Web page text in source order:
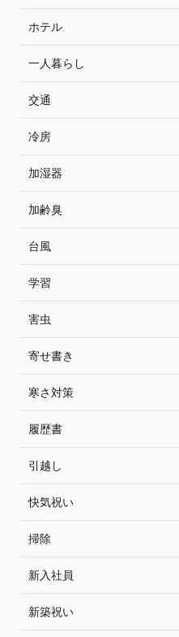
ホテル
一人暮らし
交通
冷房
加湿器
加齢臭
台風
学習
害虫
寄せ書き
寒さ対策
履歴書
引越し
快気祝い
掃除
新入社員
新築祝い